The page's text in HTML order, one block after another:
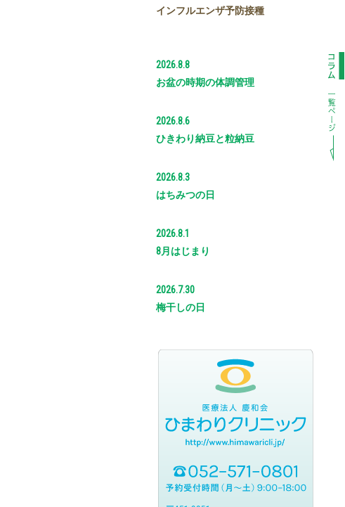
インフルエンザ予防接種
2026.8.8
お盆の時期の体調管理
2026.8.6
ひきわり納豆と粒納豆
2026.8.3
はちみつの日
2026.8.1
8月はじまり
2026.7.30
梅干しの日